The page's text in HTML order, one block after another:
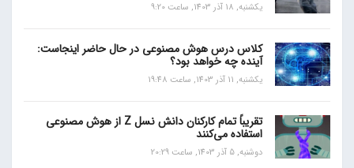
یکشنبه, 18 آذر 1403, ساعت 9:20
کلاس درس هوش مصنوعی در حال حاضر اینجاست:
آینده چه خواهد بود؟
یکشنبه, 11 آذر 1403, ساعت 19:48
تقریباً تمام کارکنان دانش نسل Z از هوش مصنوعی
استفاده می‌کنند
دوشنبه, 5 آذر 1403, ساعت 20:29